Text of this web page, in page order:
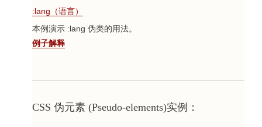
:lang（语言）
本例演示 :lang 伪类的用法。
例子解释
CSS 伪元素 (Pseudo-elements)实例：